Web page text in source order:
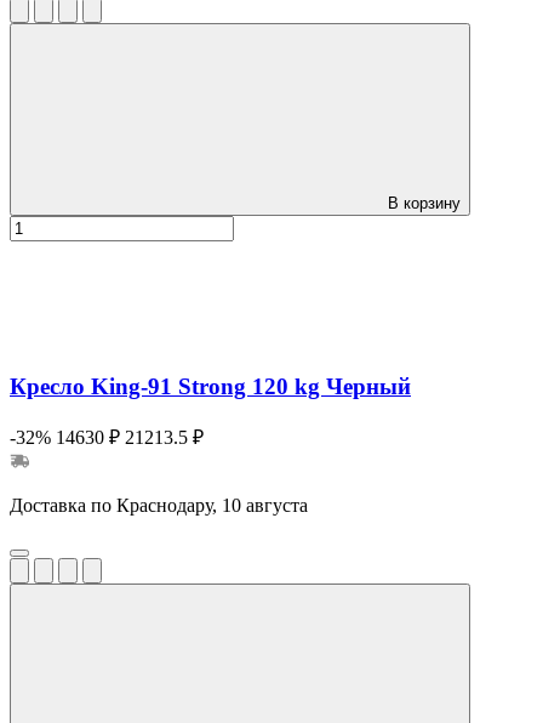
В корзину
Кресло King-91 Strong 120 kg Черный
-32% 14630 ₽ 21213.5 ₽
Доставка по Краснодару, 10 августа